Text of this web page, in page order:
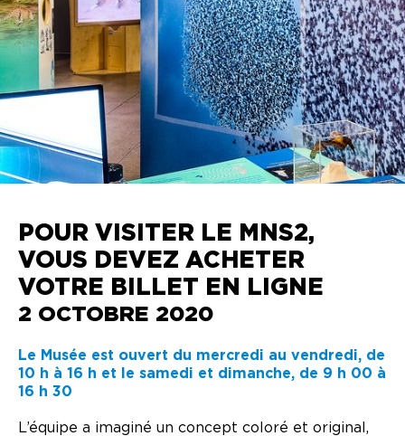
POUR VISITER LE MNS2,
VOUS DEVEZ ACHETER
VOTRE BILLET EN LIGNE
2 OCTOBRE 2020
Le Musée est ouvert du mercredi au vendredi, de
10 h à 16 h et le samedi et dimanche, de 9 h 00 à
16 h 30
L’équipe a imaginé un concept coloré et original,